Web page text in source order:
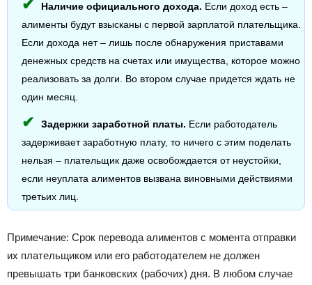
Наличие официального дохода. Если доход есть –
алименты будут взысканы с первой зарплатой плательщика.
Если дохода нет – лишь после обнаружения приставами
денежных средств на счетах или имущества, которое можно
реализовать за долги. Во втором случае придется ждать не
один месяц.
Задержки заработной платы. Если работодатель
задерживает заработную плату, то ничего с этим поделать
нельзя – плательщик даже освобождается от неустойки,
если неуплата алиментов вызвана виновными действиями
третьих лиц.
Примечание: Срок перевода алиментов с момента отправки
их плательщиком или его работодателем не должен
превышать три банковских (рабочих) дня. В любом случае